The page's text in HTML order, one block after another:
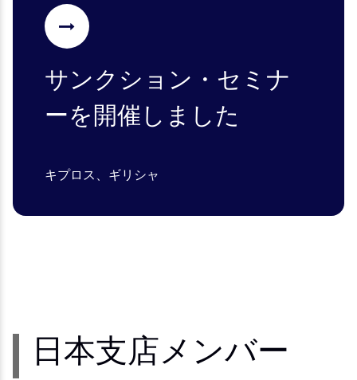
サンクション・セミナ
ーを開催しました
キプロス、ギリシャ
日本支店メンバー